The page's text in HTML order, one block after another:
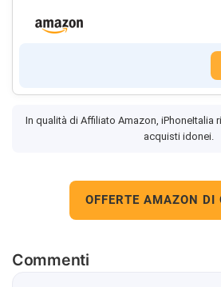
In qualità di Affiliato Amazon, iPhoneItalia
acquisti idonei.
OFFERTE AMAZON DI
Commenti